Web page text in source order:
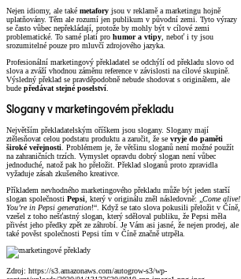
Nejen idiomy, ale také metafory jsou v reklamě a marketingu hojně
uplatňovány. Těm ale rozumí jen publikum v původní zemi. Tyto výrazy
se často vůbec nepřekládají, protože by mohly být v cílové zemi
problematické. To samé platí pro humor a vtipy, neboť i ty jsou
srozumitelné pouze pro mluvčí zdrojového jazyka.
Profesionální marketingový překladatel se odchýlí od překladu slovo od
slova a zváží vhodnou záměnu reference v závislosti na cílové skupině.
Výsledný překlad se pravděpodobně nebude shodovat s originálem, ale
bude předávat stejné poselství.
Slogany v marketingovém překladu
Největším překladatelským oříškem jsou slogany. Slogany mají
ztělesňovat celou podstatu produktu a zaručit, že se vryje do paměti
široké veřejnosti . Problémem je, že většinu sloganů není možné použít
na zahraničních trzích. Vymyslet opravdu dobrý slogan není vůbec
jednoduché, natož pak ho přeložit. Překlad sloganů proto zpravidla
vyžaduje zásah zkušeného kreativce.
Příkladem nevhodného marketingového překladu může být jeden starší
slogan společnosti Pepsi , který v originálu zněl následovně: „ Come alive!
You’re in Pepsi generation!“. Když se tato slova pokusili přeložit v Číně,
vzešel z toho nešťastný slogan, který sděloval publiku, že Pepsi měla
přivést jeho předky zpět ze záhrobí. Je Vám asi jasné, že nejen prodej, ale
také pověst společnosti Pepsi tím v Číně značně utrpěla.
Zdroj: https://s3.amazonaws.com/autogrow-s3/wp-